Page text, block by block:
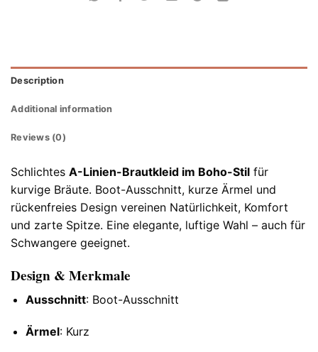
Description
Additional information
Reviews (0)
Schlichtes A-Linien-Brautkleid im Boho-Stil für
kurvige Bräute. Boot-Ausschnitt, kurze Ärmel und
rückenfreies Design vereinen Natürlichkeit, Komfort
und zarte Spitze. Eine elegante, luftige Wahl – auch für
Schwangere geeignet.
Design & Merkmale
Ausschnitt: Boot-Ausschnitt
Ärmel: Kurz